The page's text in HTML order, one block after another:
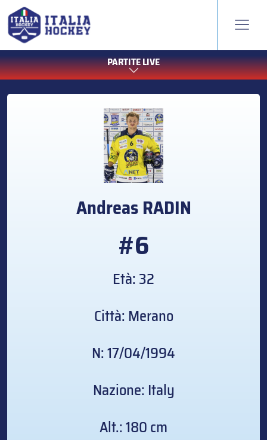
PARTITE LIVE
AndreasRADIN
#6
Età: 32
Città: Merano
N: 17/04/1994
Nazione: Italy
Alt.: 180 cm